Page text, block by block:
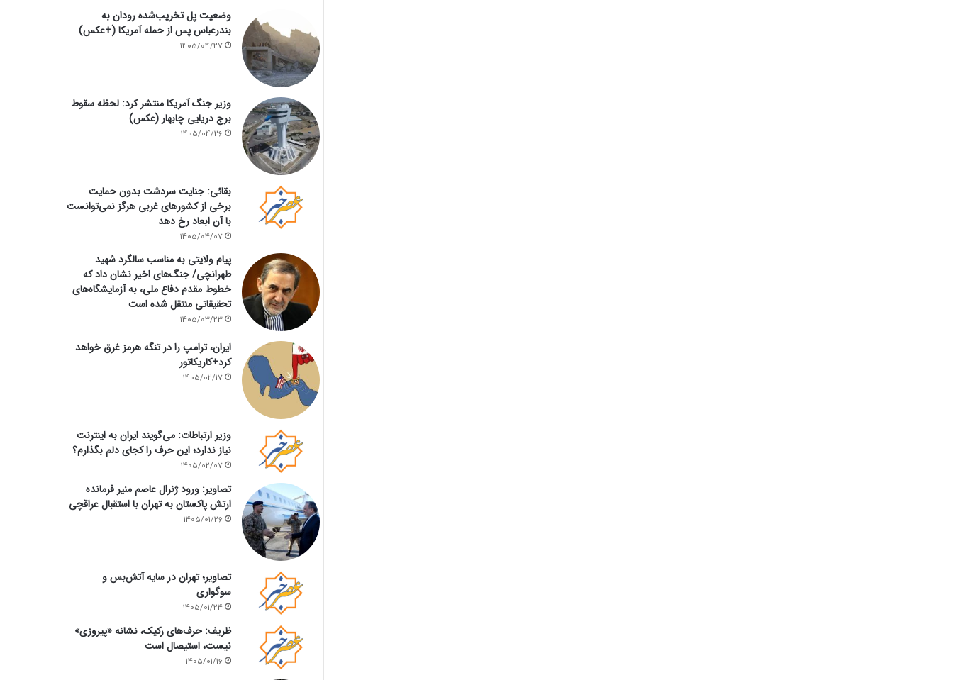
وضعیت پل تخریب‌شده رودان به
بندرعباس پس از حمله آمریکا (+عکس)
1405/04/27
وزیر جنگ آمریکا منتشر کرد: لحظه سقوط
برج دریایی چابهار (عکس)
1405/04/26
بقائی: جنایت سردشت بدون حمایت
برخی از کشورهای غربی هرگز نمی‌توانست
با آن ابعاد رخ دهد
1405/04/07
پیام ولایتی به مناسب سالگرد شهید
طهرانچی/ جنگ‌های اخیر نشان داد که
خطوط مقدم دفاع ملی، به آزمایشگاه‌های
تحقیقاتی منتقل شده است
1405/03/23
ایران، ترامپ را در تنگه هرمز غرق خواهد
کرد+کاریکاتور
1405/02/17
وزیر ارتباطات: می‌گویند ایران به اینترنت
نیاز ندارد؛ این حرف را کجای دلم بگذارم؟
1405/02/07
تصاویر: ورود ژنرال عاصم منیر فرمانده
ارتش پاکستان به تهران با استقبال عراقچی
1405/01/26
تصاویر؛ تهران در سایه آتش‌بس و
سوگواری
1405/01/24
ظریف: حرف‌های رکیک، نشانه «پیروزی»
نیست، استیصال است
1405/01/16